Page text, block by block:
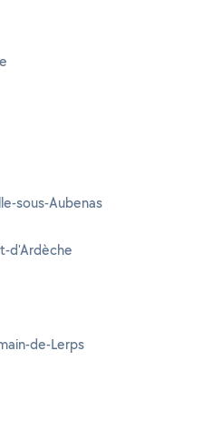
sous-Aubenas
d'Ardèche
de-Lerps